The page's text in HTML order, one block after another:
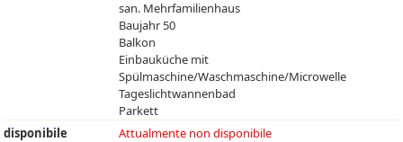
san. Mehrfamilienhaus
Baujahr 50
Balkon
Einbauküche mit
Spülmaschine/Waschmaschine/Microwelle
Tageslichtwannenbad
Parkett
disponibile
Attualmente non disponibile